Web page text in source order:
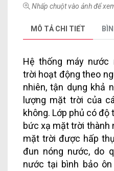
Nhấp chuột vào ảnh để
MÔ TẢ CHI TIẾT
Hệ thống máy nước
trời hoạt động theo
nhiên, tận dụng khả
lượng mặt trời của
không. Lớp phủ có
bức xạ mặt trời thành
mặt trời được hấp
đun nóng nước, do
nước tại bình bảo